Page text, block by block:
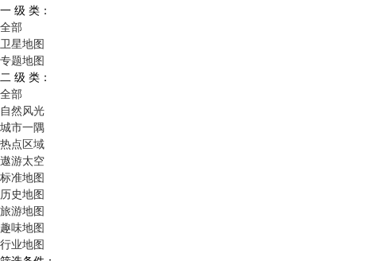
一 级 类：
全部
卫星地图
专题地图
二 级 类：
全部
自然风光
城市一隅
热点区域
遨游太空
标准地图
历史地图
旅游地图
趣味地图
行业地图